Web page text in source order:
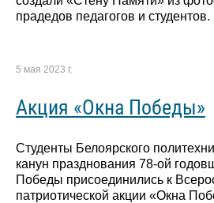
прадедов педагогов и студентов.
5 мая 2023 г.
Акция «Окна Победы»
Студенты Белоярского
канун празднования 78-ой
Победы присоединились к
патриотической акции «Окна